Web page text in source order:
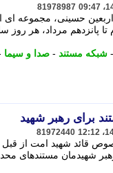
81978987
حسینی، مجموعه ای
- شبکه مستند - صدا و سیما
81972440
قائد شهید امت از قبل
شهیدمان مستندهای